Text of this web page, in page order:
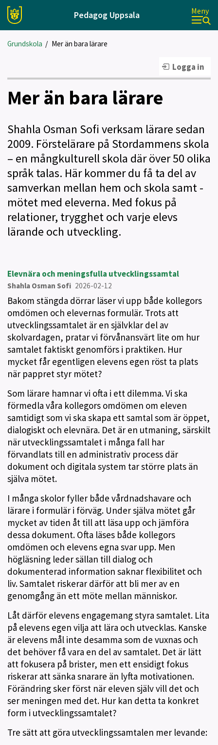
Pedagog Uppsala Meny
Grundskola / Mer än bara lärare
Logga in
Mer än bara lärare
Shahla Osman Sofi verksam lärare sedan
2009. Förstelärare på Stordammens skola
– en mångkulturell skola där över 50 olika
språk talas. Här kommer du få ta del av
samverkan mellan hem och skola samt -
mötet med eleverna. Med fokus på
relationer, trygghet och varje elevs
lärande och utveckling.
Elevnära och meningsfulla utvecklingssamtal
Shahla Osman Sofi 2026-02-12
Bakom stängda dörrar läser vi upp både kollegors
omdömen och elevernas formulär. Trots att
utvecklingssamtalet är en självklar del av
skolvardagen, pratar vi förvånansvärt lite om hur
samtalet faktiskt genomförs i praktiken. Hur
mycket får egentligen elevens egen röst ta plats
när pappret styr mötet?
Som lärare hamnar vi ofta i ett dilemma. Vi ska
förmedla våra kollegors omdömen om eleven
samtidigt som vi ska skapa ett samtal som är öppet,
dialogiskt och elevnära. Det är en utmaning, särskilt
när utvecklingssamtalet i många fall har
förvandlats till en administrativ process där
dokument och digitala system tar större plats än
själva mötet.
I många skolor fyller både vårdnadshavare och
lärare i formulär i förväg. Under själva mötet går
mycket av tiden åt till att läsa upp och jämföra
dessa dokument. Ofta läses både kollegors
omdömen och elevens egna svar upp. Men
högläsning leder sällan till dialog och
dokumenterad information saknar flexibilitet och
liv. Samtalet riskerar därför att bli mer av en
genomgång än ett möte mellan människor.
Låt därför elevens engagemang styra samtalet. Lita
på elevens egen vilja att lära och utvecklas. Kanske
är elevens mål inte desamma som de vuxnas och
det behöver få vara en del av samtalet. Det är lätt
att fokusera på brister, men ett ensidigt fokus
riskerar att sänka snarare än lyfta motivationen.
Förändring sker först när eleven själv vill det och
ser meningen med det. Hur kan detta ta konkret
form i utvecklingssamtalet?
Tre sätt att göra utvecklingssamtalen mer levande: